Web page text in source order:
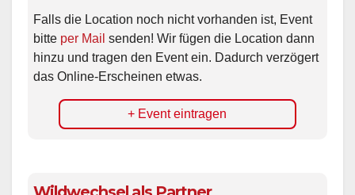
Falls die Location noch nicht vorhanden ist, Event
bitte per Mail senden! Wir fügen die Location dann
hinzu und tragen den Event ein. Dadurch verzögert
das Online-Erscheinen etwas.
+ Event eintragen